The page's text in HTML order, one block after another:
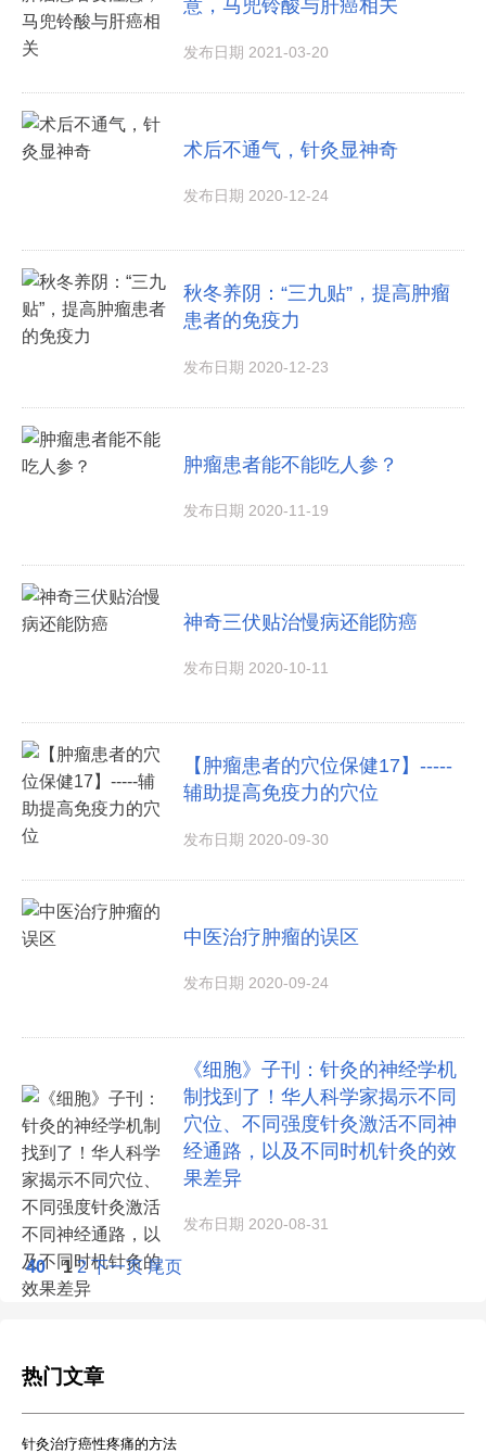
意，马兜铃酸与肝癌相关
发布日期 2021-03-20
术后不通气，针灸显神奇
发布日期 2020-12-24
秋冬养阴：“三九贴”，提高肿瘤
患者的免疫力
发布日期 2020-12-23
肿瘤患者能不能吃人参？
发布日期 2020-11-19
神奇三伏贴治慢病还能防癌
发布日期 2020-10-11
【肿瘤患者的穴位保健17】-----
辅助提高免疫力的穴位
发布日期 2020-09-30
中医治疗肿瘤的误区
发布日期 2020-09-24
《细胞》子刊：针灸的神经学机
制找到了！华人科学家揭示不同
穴位、不同强度针灸激活不同神
经通路，以及不同时机针灸的效
果差异
发布日期 2020-08-31
40 1 2 下一页 尾页
热门文章
针灸治疗癌性疼痛的方法